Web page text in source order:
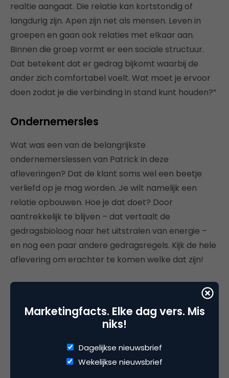
realtie aangaat. Die relatie kan kortstondig of
langdurig zijn. Apen zijn net als mensen. Leven in
groepen en gaan ook relaties met elkaar aan.
Binnen die groep vormt er een sociale structuur.
Dat betekent dat er gedrag bijkomt waarbij de
ander zich comfortabel voelt. Wat moet je ervoor
doen zodat je die verbinding in stand kunt houden?”
Ondernemersles
Wat was een van de belangrijkste
ondernemerslessen van Patrick in deze
afleveringen? Dat de klant soms wel een beetje
verliefd op je mag worden. Je wilt namelijk een
relatie opbouwen. Hoe je dat doet? Door
aantrekkelijk te blijven – dat vertaalt de
gedragsbioloog naar het uitstralen van energie –
en nog een paar andere gedragsregels. Kijk de hele
aflevering om erachter te komen welke dat zijn!
Marketingfacts. Elke dag vers. Mis
niks!
Dagelijkse nieuwsbrief
Wekelijkse nieuwsbrief